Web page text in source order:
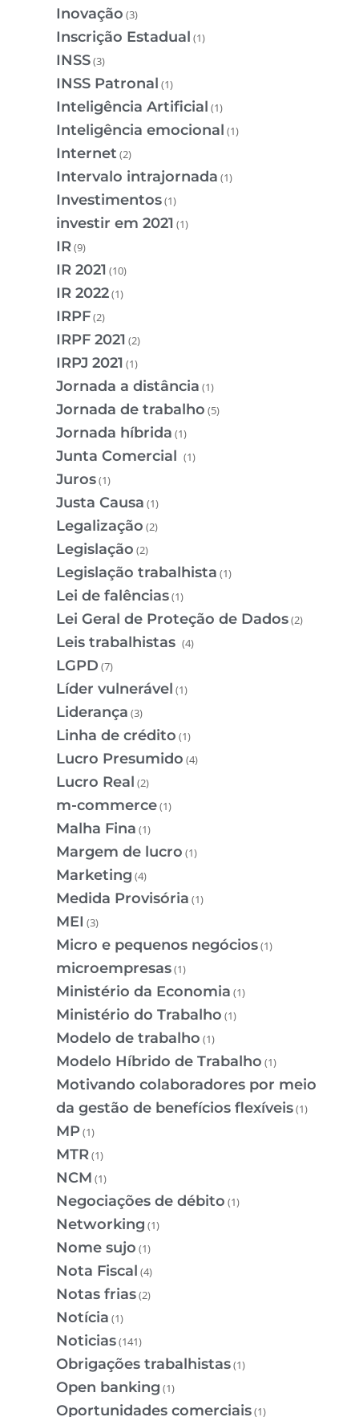
Inovação (3)
Inscrição Estadual (1)
INSS(3)
INSS Patronal (1)
Inteligência Artificial (1)
Inteligência emocional (1)
Internet (2)
Intervalo intrajornada (1)
Investimentos(1)
investir em 2021 (1)
IR(9)
IR 2021 (10)
IR 2022(1)
IRPF(2)
IRPF 2021 (2)
IRPJ 2021 (1)
Jornada a distância (1)
Jornada de trabalho (5)
Jornada híbrida (1)
Junta Comercial (1)
Juros(1)
Justa Causa (1)
Legalização (2)
Legislação (2)
Legislação trabalhista (1)
Lei de falências(1)
Lei Geral de Proteção de Dados(2)
Leis trabalhistas (4)
LGPD (7)
Líder vulnerável (1)
Liderança (3)
Linha de crédito (1)
Lucro Presumido (4)
Lucro Real (2)
m-commerce(1)
Malha Fina (1)
Margem de lucro (1)
Marketing (4)
Medida Provisória (1)
MEI (3)
Micro e pequenos negócios(1)
microempresas(1)
Ministério da Economia (1)
Ministério do Trabalho (1)
Modelo de trabalho (1)
Modelo Híbrido de Trabalho (1)
Motivando colaboradores por meio
da gestão de benefícios flexíveis(1)
MP(1)
MTR(1)
NCM (1)
Negociações de débito (1)
Networking (1)
Nome sujo (1)
Nota Fiscal (4)
Notas frias(2)
Notícia (1)
Noticias(141)
Obrigações trabalhistas(1)
Open banking (1)
Oportunidades comerciais(1)